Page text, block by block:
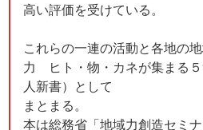
高い評価を受けている。
これらの一連の活動と各地の
力 ヒト・物・カネが集まる
人新書）として
まとまる。
本は総務省「地域力創造セミ